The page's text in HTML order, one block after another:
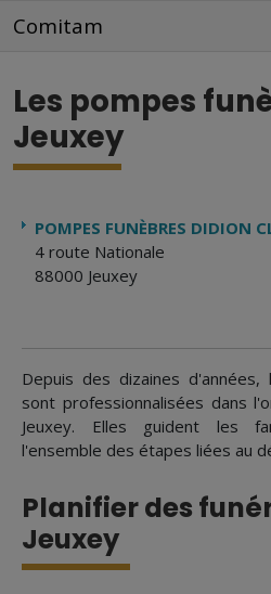
Comitam
Les pompes
Jeuxey
Depuis des dizaines
sont professionnalisées dans
Jeuxey. Elles guident les
l'ensemble des étapes liées au
Planifier des
Jeuxey
POMPES FUNÈBRES DIDION
4 route Nationale
88000 Jeuxey